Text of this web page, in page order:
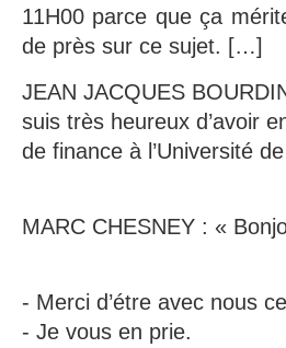
11H00 parce que ça
de près sur ce sujet. […]
JEAN JACQUES
suis très heureux d’avoir
de finance à l’Université
MARC CHESNEY : «
- Merci d’étre avec nous
- Je vous en prie.